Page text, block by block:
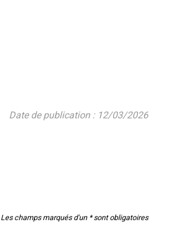
Date de publication : 12/03/2026
Les champs marqués d'un * sont obligatoires